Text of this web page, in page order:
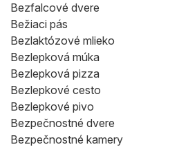
Bezfalcové dvere
Bežiaci pás
Bezlaktózové mlieko
Bezlepková múka
Bezlepková pizza
Bezlepkové cesto
Bezlepkové pivo
Bezpečnostné dvere
Bezpečnostné kamery